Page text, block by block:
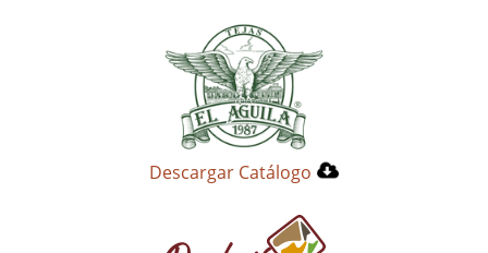
Descargar Catálogo